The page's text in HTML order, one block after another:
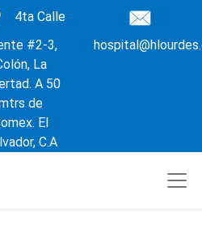
4ta Calle
#2-3,
La
A 50
de
El
C.A